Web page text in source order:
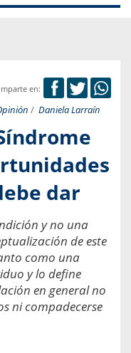
en:
/ Daniela Larraín
dar
y no una
de este
como una
y lo define
en general no
ni compadecerse